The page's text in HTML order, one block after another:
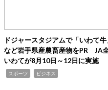
ドジャースタジアムで「いわて牛
など岩手県産農畜産物をPR JA
いわてが8月10日～12日に実施
スポーツ ビジネス